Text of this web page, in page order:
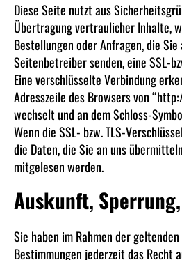
Diese Seite nutzt aus
Übertragung vertraulicher Inhalte,
Bestellungen oder Anfragen, die Sie
Seitenbetreiber senden, eine SSL-
Eine verschlüsselte Verbindung
Adresszeile des Browsers von
wechselt und an dem Schloss-
Wenn die SSL- bzw. TLS-
die Daten, die Sie an uns
mitgelesen werden.
Auskunft,
Sie haben im Rahmen der
Bestimmungen jederzeit das Recht